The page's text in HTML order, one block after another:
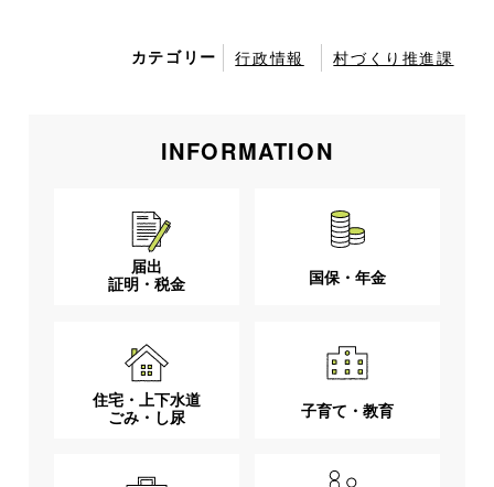
カテゴリー 行政情報 村づくり推進課
INFORMATION
届出
証明・税金
国保・年金
住宅・上下水道
ごみ・し尿
子育て・教育